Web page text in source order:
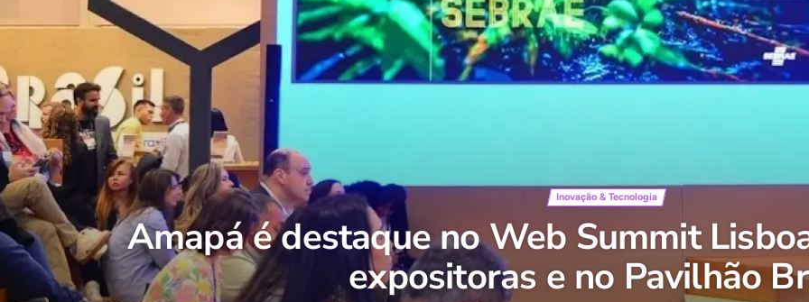
Inovação & Tecnologia
Amapá é destaque no Web Summit
expositoras e no Pavilhão